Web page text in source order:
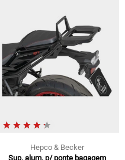
Hepco & Becker
Sup. alum. p/ ponte bagagem